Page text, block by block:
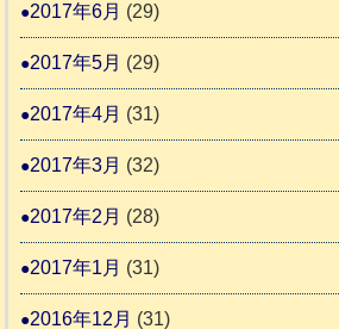
2017年6月 (29)
2017年5月 (29)
2017年4月 (31)
2017年3月 (32)
2017年2月 (28)
2017年1月 (31)
2016年12月 (31)